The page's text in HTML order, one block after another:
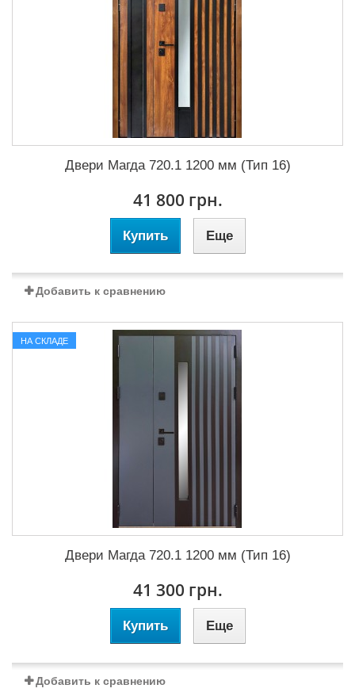
Двери Магда 720.1 1200 мм (Тип 16)
41 800 грн.
Купить Еще
Добавить к сравнению
НА СКЛАДЕ
Двери Магда 720.1 1200 мм (Тип 16)
41 300 грн.
Купить Еще
Добавить к сравнению